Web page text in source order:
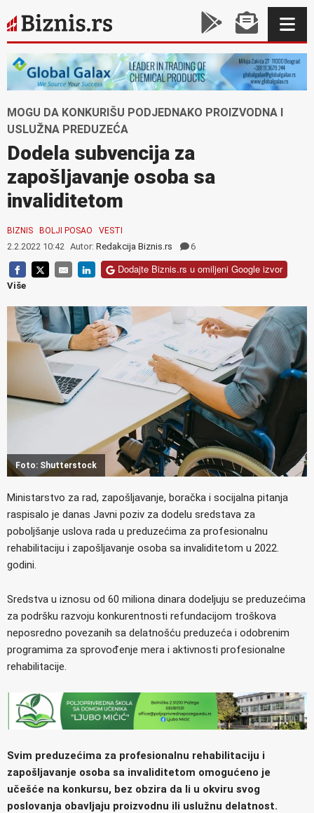
MOGU DA KONKURIŠU PODJEDNAKO PROIZVODNA I
USLUŽNA PREDUZEĆA
Dodela subvencija za
zapošljavanje osoba sa
invaliditetom
BIZNIS BOLJI POSAO VESTI
2.2.2022 10:42 Autor: Redakcija Biznis.rs 6
Dodajte Biznis.rs u omiljeni Google izvor
Više
Foto: Shutterstock
Ministarstvo za rad, zapošljavanje, boračka i socijalna pitanja
raspisalo je danas Javni poziv za dodelu sredstava za
poboljšanje uslova rada u preduzećima za profesionalnu
rehabilitaciju i zapošljavanje osoba sa invaliditetom u 2022.
godini.
Sredstva u iznosu od 60 miliona dinara dodeljuju se preduzećima
za podršku razvoju konkurentnosti refundacijom troškova
neposredno povezanih sa delatnošću preduzeća i odobrenim
programima za sprovođenje mera i aktivnosti profesionalne
rehabilitacije.
Svim preduzećima za profesionalnu rehabilitaciju i
zapošljavanje osoba sa invaliditetom omogućeno je
učešće na konkursu, bez obzira da li u okviru svog
poslovanja obavljaju proizvodnu ili uslužnu delatnost.